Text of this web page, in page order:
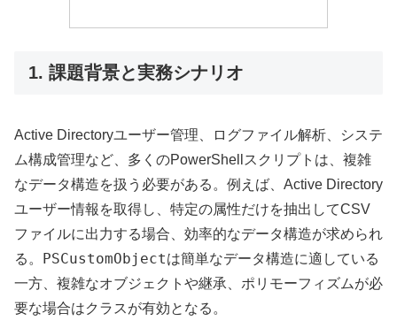
1. 課題背景と実務シナリオ
Active Directoryユーザー管理、ログファイル解析、システ
ム構成管理など、多くのPowerShellスクリプトは、複雑
なデータ構造を扱う必要がある。例えば、Active Directory
ユーザー情報を取得し、特定の属性だけを抽出してCSV
ファイルに出力する場合、効率的なデータ構造が求められ
る。 PSCustomObjectは簡単なデータ構造に適している
一方、複雑なオブジェクトや継承、ポリモーフィズムが必
要な場合はクラスが有効となる。